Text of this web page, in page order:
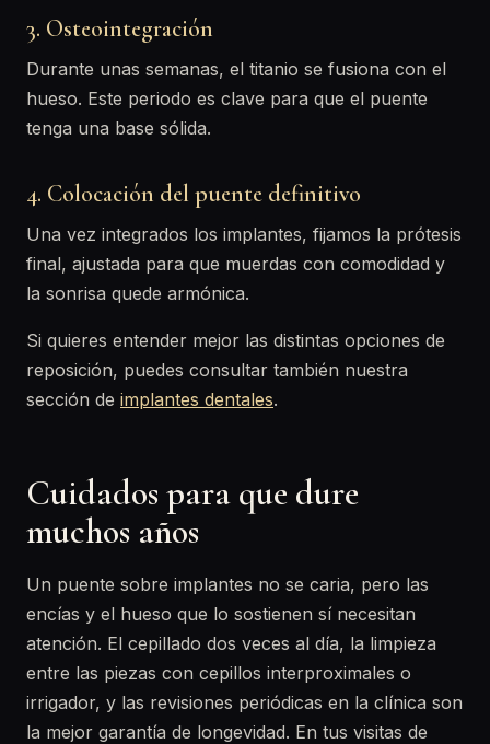
3. Osteointegración
Durante unas semanas, el titanio se fusiona con el
hueso. Este periodo es clave para que el puente
tenga una base sólida.
4. Colocación del puente definitivo
Una vez integrados los implantes, fijamos la prótesis
final, ajustada para que muerdas con comodidad y
la sonrisa quede armónica.
Si quieres entender mejor las distintas opciones de
reposición, puedes consultar también nuestra
sección de implantes dentales.
Cuidados para que dure
muchos años
Un puente sobre implantes no se caria, pero las
encías y el hueso que lo sostienen sí necesitan
atención. El cepillado dos veces al día, la limpieza
entre las piezas con cepillos interproximales o
irrigador, y las revisiones periódicas en la clínica son
la mejor garantía de longevidad. En tus visitas de